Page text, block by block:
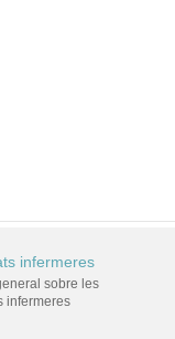
infermeres
sobre les
infermeres